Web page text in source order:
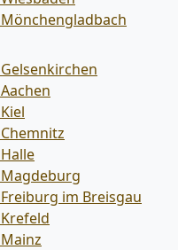
im Breisgau